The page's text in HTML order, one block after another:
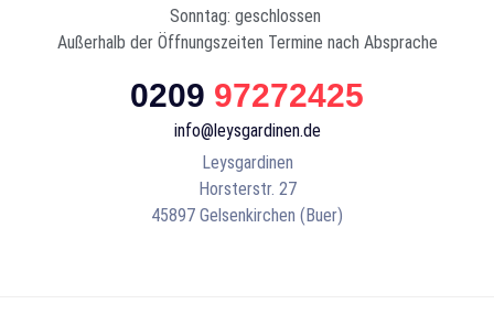
Sonntag: geschlossen
Außerhalb der Öffnungszeiten Termine nach Absprache
0209 97272425
info@leysgardinen.de
Leysgardinen
Horsterstr. 27
45897 Gelsenkirchen (Buer)